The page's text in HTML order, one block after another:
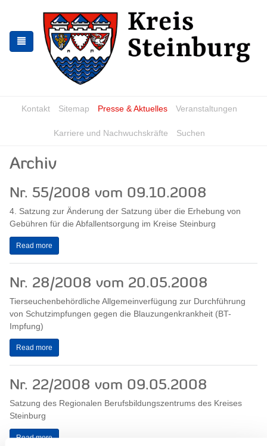
the
navigation
the
content
Kontakt Sitemap Presse & Aktuelles Veranstaltungen
Karriere und Nachwuchskräfte Suchen
Archiv
Nr. 55/2008 vom 09.10.2008
4. Satzung zur Änderung der Satzung über die Erhebung von
Gebühren für die Abfallentsorgung im Kreise Steinburg
Read more
Nr. 28/2008 vom 20.05.2008
Tierseuchenbehördliche Allgemeinverfügung zur Durchführung
von Schutzimpfungen gegen die Blauzungenkrankheit (BT-
Impfung)
Read more
Nr. 22/2008 vom 09.05.2008
Satzung des Regionalen Berufsbildungszentrums des Kreises
Steinburg
Read more